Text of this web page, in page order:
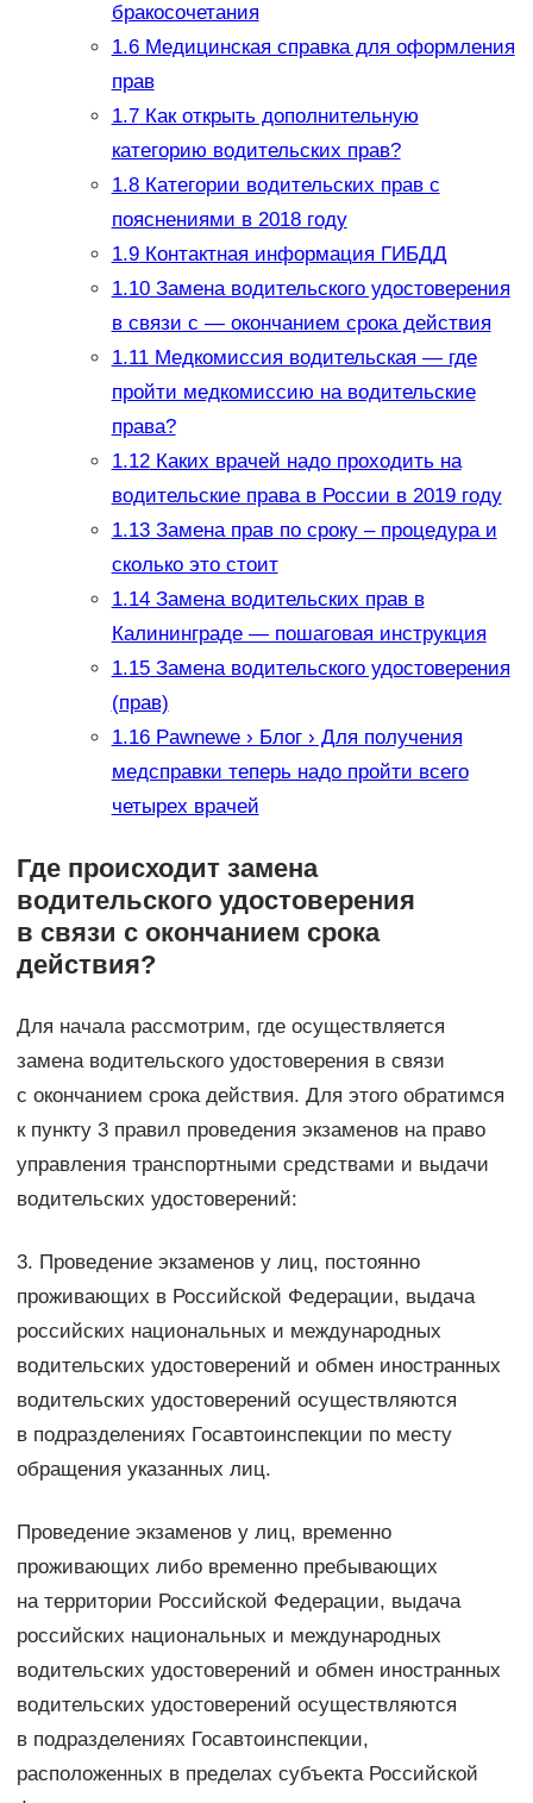
бракосочетания
1.6Медицинская справка для оформления
прав
1.7Как открыть дополнительную
категорию водительских прав?
1.8Категории водительских прав с
пояснениями в 2018 году
1.9Контактная информация ГИБДД
1.10Замена водительского удостоверения
в связи с — окончанием срока действия
1.11Медкомиссия водительская — где
пройти медкомиссию на водительские
права?
1.12Каких врачей надо проходить на
водительские права в России в 2019 году
1.13Замена прав по сроку – процедура и
сколько это стоит
1.14Замена водительских прав в
Калининграде — пошаговая инструкция
1.15Замена водительского удостоверения
(прав)
1.16Pawnewe › Блог › Для получения
медсправки теперь надо пройти всего
четырех врачей
Где происходит замена
водительского удостоверения
в связи с окончанием срока
действия?
Для начала рассмотрим, где осуществляется
замена водительского удостоверения в связи
с окончанием срока действия. Для этого обратимся
к пункту 3 правил проведения экзаменов на право
управления транспортными средствами и выдачи
водительских удостоверений:
3. Проведение экзаменов у лиц, постоянно
проживающих в Российской Федерации, выдача
российских национальных и международных
водительских удостоверений и обмен иностранных
водительских удостоверений осуществляются
в подразделениях Госавтоинспекции по месту
обращения указанных лиц.
Проведение экзаменов у лиц, временно
проживающих либо временно пребывающих
на территории Российской Федерации, выдача
российских национальных и международных
водительских удостоверений и обмен иностранных
водительских удостоверений осуществляются
в подразделениях Госавтоинспекции,
расположенных в пределах субъекта Российской